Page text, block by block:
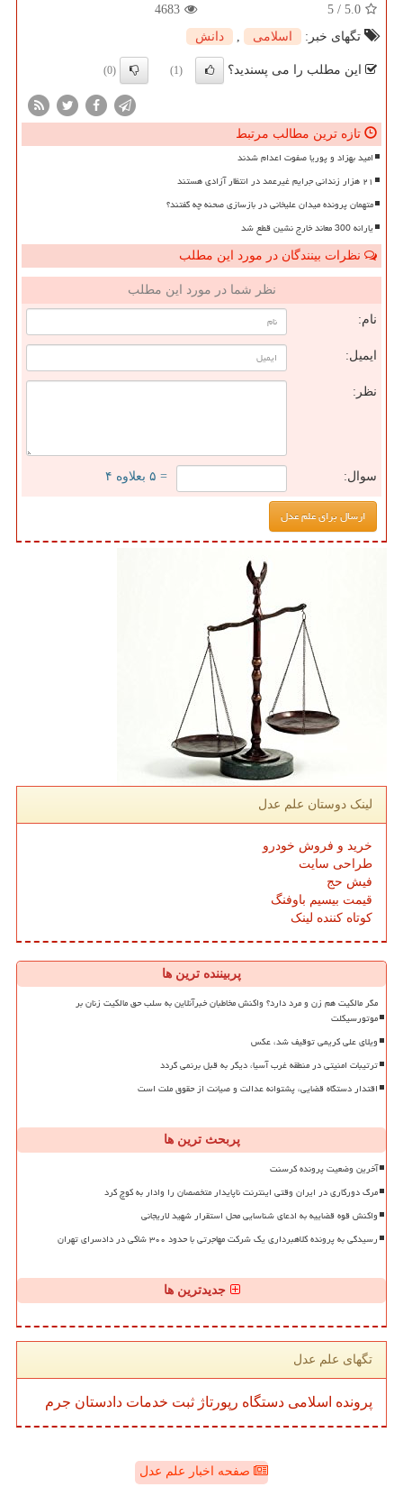
5.0
/
5
4683
تگهای خبر:
اسلامی دانش
این مطلب را می پسندید؟ (1)
(0)
تازه ترین مطالب مرتبط
امید بهزاد و پوریا صفوت اعدام شدند
۲۱ هزار زندانی جرایم غیرعمد در انتظار آزادی هستند
متهمان پرونده میدان علیخانی در بازسازی صحنه چه گفتند؟
یارانه 300 معاند خارج نشین قطع شد
نظرات بینندگان در مورد این مطلب
نظر شما در مورد این مطلب
نام:
ایمیل:
نظر:
سوال: = ۵ بعلاوه ۴
لینک دوستان علم عدل
خرید و فروش خودرو
طراحی سایت
فیش حج
قیمت بیسیم باوفنگ
کوتاه کننده لینک
پربیننده ترین ها
مگر مالکیت هم زن و مرد دارد؟ واکنش مخاطبان خبرآنلاین به سلب حق مالکیت زنان بر
موتورسیکلت
ویلای علی کریمی توقیف شد، عکس
ترتیبات امنیتی در منطقه غرب آسیا، دیگر به قبل برنمی گردد
اقتدار دستگاه قضایی، پشتوانه عدالت و صیانت از حقوق ملت است
پربحث ترین ها
آخرین وضعیت پرونده کرسنت
مرگ دورکاری در ایران وقتی اینترنت ناپایدار متخصصان را وادار به کوچ کرد
واکنش قوه قضاییه به ادعای شناسایی محل استقرار شهید لاریجانی
رسیدگی به پرونده کلاهبرداری یک شرکت مهاجرتی با حدود ۳۰۰ شاکی در دادسرای تهران
جدیدترین ها
تگهای علم عدل
پرونده اسلامی دستگاه رپورتاژ ثبت خدمات دادستان جرم
صفحه اخبار علم عدل